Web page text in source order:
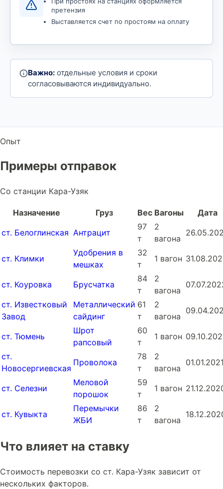
претензия
Выставляется счет по простоям на оплату
Важно:отдельные условия и сроки
согласовываются индивидуально.
Опыт
Примеры отправок
Со станции Кара-Узяк
Назначение Груз Вес Вагоны
Дата
ст. Белоглинская Антрацит
97
т
2
вагона
ст. Климки
Удобрения в
мешках
32
т
1 вагон
ст. Коуровка Брусчатка
84
т
2
вагона
ст. Известковый
Завод
Металлический
сайдинг
61
т
2
вагона
ст. Тюмень
Шрот
рапсовый
60
т
1 вагон
ст.
Новосергиевская
Проволока
78
т
2
вагона
ст. Селезни
Меловой
порошок
59
т
1 вагон
ст. Кувыкта
Перемычки
ЖБИ
86
т
2
вагона
Что влияет на ставку
Стоимость перевозки со ст. Кара-Узяк зависит от
нескольких факторов.